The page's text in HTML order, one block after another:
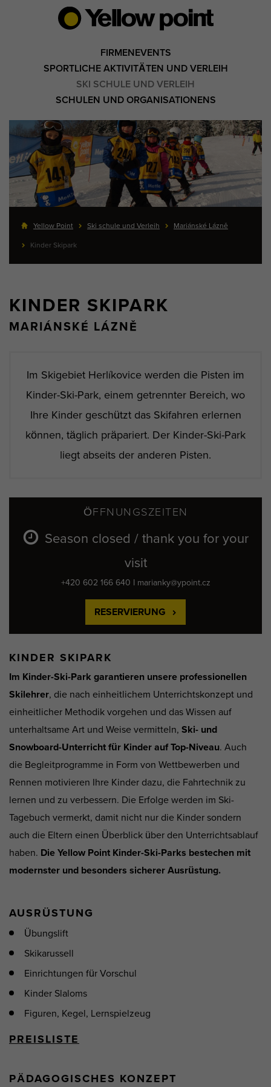
FIRMENEVENTS
SPORTLICHE AKTIVITÄTEN UND VERLEIH
SKI SCHULE UND VERLEIH
SCHULEN UND ORGANISATIONENS
Yellow Point Ski schule und Verleih Mariánské Lázně
Kinder Skipark
KINDER SKIPARK
MARIÁNSKÉ LÁZNĚ
Im Skigebiet Herlíkovice werden die Pisten im
Kinder-Ski-Park, einem getrennter Bereich, wo
Ihre Kinder geschützt das Skifahren erlernen
können, täglich präpariert. Der Kinder-Ski-Park
liegt abseits der anderen Pisten.
ÖFFNUNGSZEITEN
Season closed / thank you for your
visit
+420 602 166 640 I marianky@ypoint.cz
RESERVIERUNG
KINDER SKIPARK
Im Kinder-Ski-Park garantieren unsere professionellen
Skilehrer, die nach einheitlichem Unterrichtskonzept und
einheitlicher Methodik vorgehen und das Wissen auf
unterhaltsame Art und Weise vermitteln, Ski- und
Snowboard-Unterricht für Kinder auf Top-Niveau. Auch
die Begleitprogramme in Form von Wettbewerben und
Rennen motivieren Ihre Kinder dazu, die Fahrtechnik zu
lernen und zu verbessern. Die Erfolge werden im Ski-
Tagebuch vermerkt, damit nicht nur die Kinder sondern
auch die Eltern einen Überblick über den Unterrichtsablauf
haben. Die Yellow Point Kinder-Ski-Parks bestechen mit
modernster und besonders sicherer Ausrüstung.
AUSRÜSTUNG
Übungslift
Skikarussell
Einrichtungen für Vorschul
Kinder Slaloms
Figuren, Kegel, Lernspielzeug
PREISLISTE
PÄDAGOGISCHES KONZEPT